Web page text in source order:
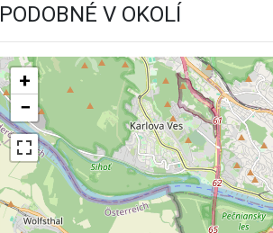
PODOBNÉ V OKOLÍ
+
−